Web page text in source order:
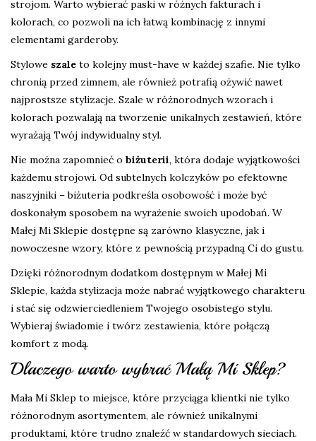
strojom. Warto wybierać paski w różnych fakturach i
kolorach, co pozwoli na ich łatwą kombinację z innymi
elementami garderoby.
Stylowe szale to kolejny must-have w każdej szafie. Nie tylko
chronią przed zimnem, ale również potrafią ożywić nawet
najprostsze stylizacje. Szale w różnorodnych wzorach i
kolorach pozwalają na tworzenie unikalnych zestawień, które
wyrażają Twój indywidualny styl.
Nie można zapomnieć o biżuterii, która dodaje wyjątkowości
każdemu strojowi. Od subtelnych kolczyków po efektowne
naszyjniki – biżuteria podkreśla osobowość i może być
doskonałym sposobem na wyrażenie swoich upodobań. W
Małej Mi Sklepie dostępne są zarówno klasyczne, jak i
nowoczesne wzory, które z pewnością przypadną Ci do gustu.
Dzięki różnorodnym dodatkom dostępnym w Małej Mi
Sklepie, każda stylizacja może nabrać wyjątkowego charakteru
i stać się odzwierciedleniem Twojego osobistego stylu.
Wybieraj świadomie i twórz zestawienia, które połączą
komfort z modą.
Dlaczego warto wybrać Małą Mi Sklep?
Mała Mi Sklep to miejsce, które przyciąga klientki nie tylko
różnorodnym asortymentem, ale również unikalnymi
produktami, które trudno znaleźć w standardowych sieciach.